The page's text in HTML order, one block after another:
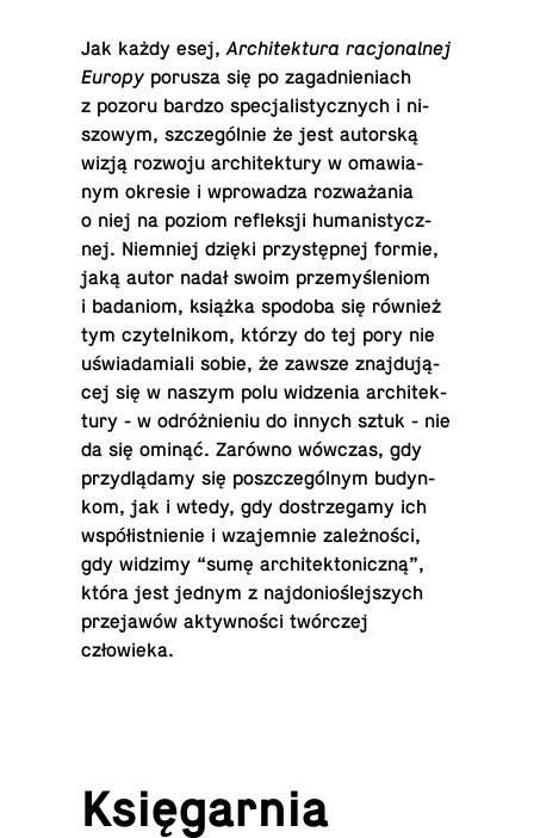
Jak każdy esej, Ar­chi­tek­tu­ra ra­cjo­nal­nej
Europy porusza się po za­gad­nie­niach
z pozoru bardzo spe­cja­li­stycz­nych i ni­
szo­wym, szcze­gól­nie że jest au­tor­ską
wizją rozwoju ar­chi­tek­tu­ry w oma­wia­
nym okresie i wpro­wa­dza roz­wa­ża­nia
o niej na poziom re­flek­sji hu­ma­ni­stycz­
nej. Nie­mniej dzięki przy­stęp­nej formie,
jaką autor nadał swoim prze­my­śle­niom
i ba­da­niom, książka spodoba się również
tym czy­tel­ni­kom, którzy do tej pory nie
uświa­da­mia­li sobie, że zawsze znaj­du­ją­
cej się w naszym polu wi­dze­nia ar­chi­tek­
tu­ry - w od­róż­nie­niu do innych sztuk - nie
da się ominąć. Zarówno wówczas, gdy
przy­dlą­da­my się po­szcze­gól­nym bu­dyn­
kom, jak i wtedy, gdy do­strze­ga­my ich
współ­ist­nie­nie i wza­jem­nie za­leż­no­ści,
gdy widzimy “sumę ar­chi­tek­to­nicz­ną”,
która jest jednym z naj­do­nio­ślej­szych
prze­ja­wów ak­tyw­no­ści twór­czej
człowieka.
Księ­gar­nia